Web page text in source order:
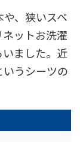
、狭いスペ
ットお洗濯
ました。近
うシーツの